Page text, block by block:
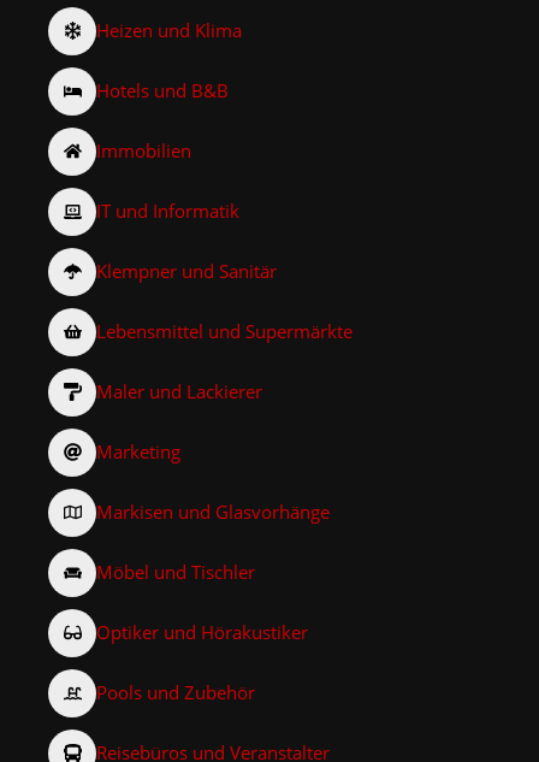
Heizen und Klima
Hotels und B&B
Immobilien
IT und Informatik
Klempner und Sanitär
Lebensmittel und Supermärkte
Maler und Lackierer
Marketing
Markisen und Glasvorhänge
Möbel und Tischler
Optiker und Hörakustiker
Pools und Zubehör
Reisebüros und Veranstalter